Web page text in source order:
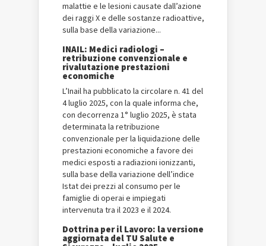
malattie e le lesioni causate dall’azione
dei raggi X e delle sostanze radioattive,
sulla base della variazione...
INAIL: Medici radiologi –
retribuzione convenzionale e
rivalutazione prestazioni
economiche
L’Inail ha pubblicato la circolare n. 41 del
4 luglio 2025, con la quale informa che,
con decorrenza 1° luglio 2025, è stata
determinata la retribuzione
convenzionale per la liquidazione delle
prestazioni economiche a favore dei
medici esposti a radiazioni ionizzanti,
sulla base della variazione dell’indice
Istat dei prezzi al consumo per le
famiglie di operai e impiegati
intervenuta tra il 2023 e il 2024.
Dottrina per il Lavoro: la versione
aggiornata del TU Salute e